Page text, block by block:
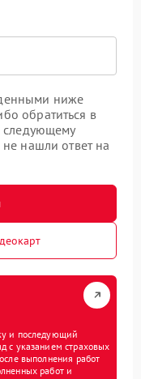
ниже
обратиться в
следующему
не нашли ответ на
и последующий
с указанием страховых
выполнения работ
работ и